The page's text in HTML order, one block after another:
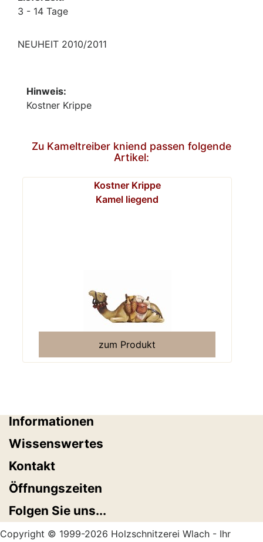
3 - 14 Tage
NEUHEIT 2010/2011
Hinweis:
Kostner Krippe
Zu Kameltreiber kniend passen folgende
Artikel:
Kostner Krippe
Kamel liegend
zum Produkt
Informationen
Wissenswertes
Kontakt
Öffnungszeiten
Folgen Sie uns...
Copyright © 1999-2026 Holzschnitzerei Wlach - Ihr